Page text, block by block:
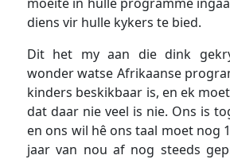
diens vir hulle kykers te bied.
Dit het my aan die dink
wonder watse Afrikaanse
kinders beskikbaar is, en ek
dat daar nie veel is nie. Ons is
en ons wil hê ons taal moet nog
jaar van nou af nog steeds